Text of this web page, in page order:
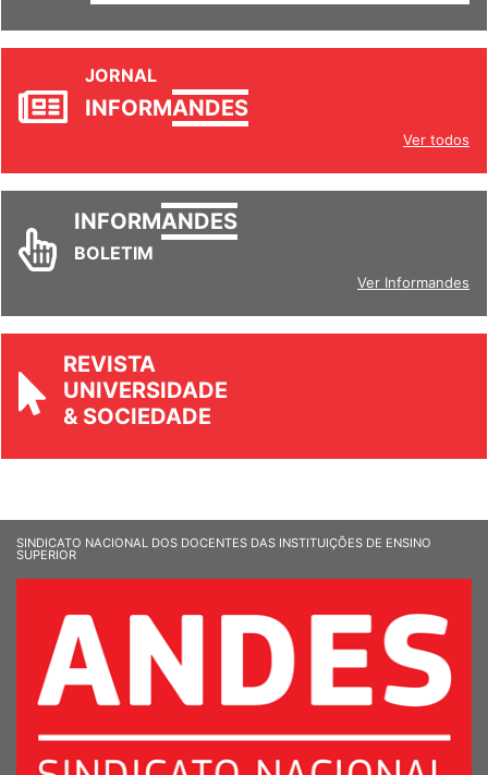
JORNAL
INFORMANDES
Ver todos
INFORMANDES
BOLETIM
Ver Informandes
REVISTA
UNIVERSIDADE
& SOCIEDADE
SINDICATO NACIONAL DOS DOCENTES DAS INSTITUIÇÕES DE ENSINO
SUPERIOR